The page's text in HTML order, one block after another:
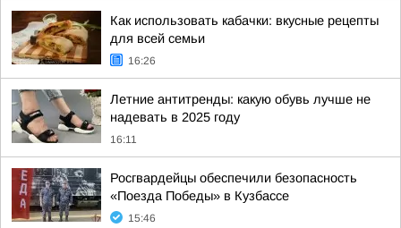
Как использовать кабачки: вкусные рецепты
для всей семьи
16:26
Летние антитренды: какую обувь лучше не
надевать в 2025 году
16:11
Росгвардейцы обеспечили безопасность
«Поезда Победы» в Кузбассе
15:46